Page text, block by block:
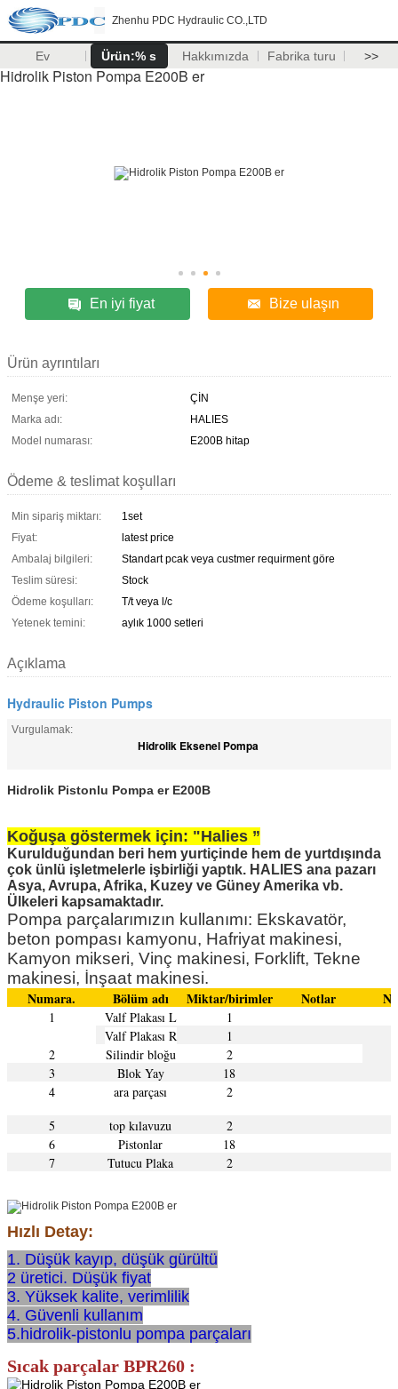
Zhenhu PDC Hydraulic CO.,LTD
Ev Ürün:% s Hakkımızda Fabrika turu >>
Hidrolik Piston Pompa E200B er
En iyi fiyat Bize ulaşın
Ürün ayrıntıları
Menşe yeri:
ÇİN
Marka adı:
HALIES
Model numarası:
E200B hitap
Ödeme & teslimat koşulları
Min sipariş miktarı:
1set
Fiyat:
latest price
Ambalaj bilgileri:
Standart pcak veya custmer requirment göre
Teslim süresi:
Stock
Ödeme koşulları:
T/t veya l/c
Yetenek temini:
aylık 1000 setleri
Açıklama
Hydraulic Piston Pumps
Vurgulamak:
Hidrolik Eksenel Pompa
Hidrolik Pistonlu Pompa er E200B
Koğuşa göstermek için: "Halies ”
Kurulduğundan beri hem yurtiçinde hem de yurtdışında
çok ünlü işletmelerle işbirliği yaptık. HALIES ana pazarı
Asya, Avrupa, Afrika, Kuzey ve Güney Amerika vb.
Ülkeleri kapsamaktadır.
Pompa parçalarımızın kullanımı: Ekskavatör,
beton pompası kamyonu, Hafriyat makinesi,
Kamyon mikseri, Vinç makinesi, Forklift, Tekne
makinesi, İnşaat makinesi.
Numara.
Bölüm adı Miktar/birimler Notlar
1 Valf Plakası L
1
Valf Plakası R
1
2
Silindir bloğu
2
3
Blok Yay
18
4
ara parçası
2
5
top kılavuzu
2
6
Pistonlar
18
7
Tutucu Plaka 2
Hızlı Detay:
1. Düşük kayıp, düşük gürültü
2 üretici. Düşük fiyat
3. Yüksek kalite, verimlilik
4. Güvenli kullanım
5.hidrolik-pistonlu pompa parçaları
Sıcak parçalar BPR260 :